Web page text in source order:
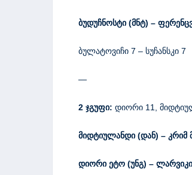
ბუდუჩნოსტი (მნტ) –
ბულატოვიჩი 7 – სუჩანსკი 7
—
2 ჯგუფი: დიორი 11,
მიდტიულანდი (დან) – კრიმ
დიორი ეტო (უნგ) –